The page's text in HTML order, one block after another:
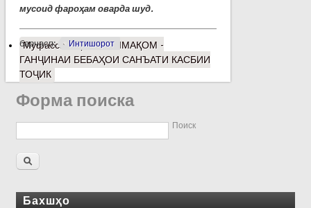
мусоид фароҳам оварда шуд.
барчасп: Интишорот
Муфассалтаро ШАШМАҚОМ -
ГАНҶИНАИ БЕБАҲОИ САНЪАТИ КАСБИИ
ТОҶИК
Форма поиска
Поиск
Бахшҳо